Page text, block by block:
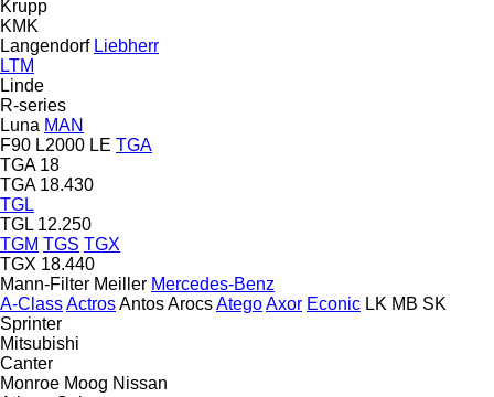
Krupp
KMK
Langendorf Liebherr
LTM
Linde
R-series
Luna MAN
F90 L2000 LE TGA
TGA 18
TGA 18.430
TGL
TGL 12.250
TGM TGS TGX
TGX 18.440
Mann-Filter Meiller Mercedes-Benz
A-ClassActrosAntosArocsAtegoAxor Econic LK MB SK
Sprinter
Mitsubishi
Canter
Monroe Moog Nissan